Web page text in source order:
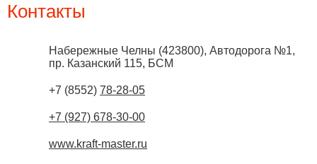
Контакты
Набережные Челны (423800), Автодорога №1,
пр. Казанский 115, БСМ
+7 (8552) 78-28-05
+7 (927) 678-30-00
www.kraft-master.ru